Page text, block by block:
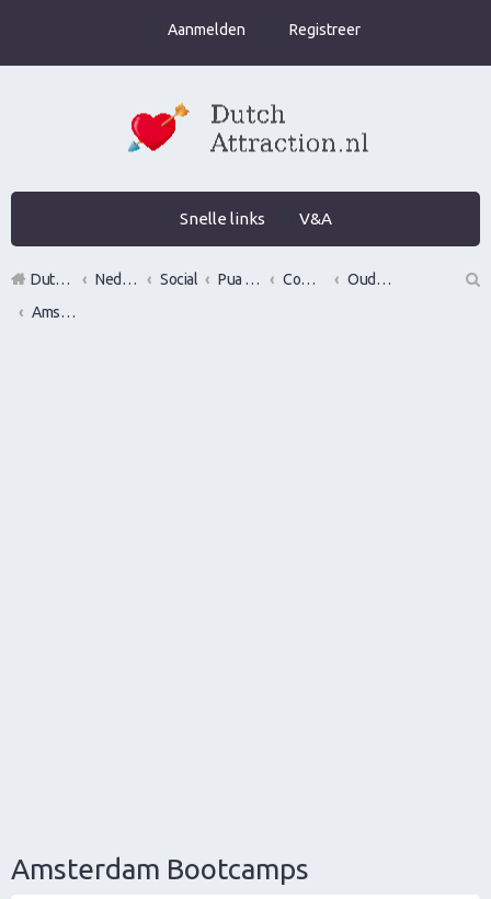
Aanmelden Registreer
Snelle links V&A
DutchAttraction.nl Nederlands grootste Dutch Attraction, Lifestyle, Vrouwen versieren en Pick-Up (PUA) Forum Social Pua evenementen Commerciële bedrijven / Reviews van versier workshops en pick up bootcamps
Oude bedrijven
Amsterdam Bootcamps
Amsterdam Bootcamps